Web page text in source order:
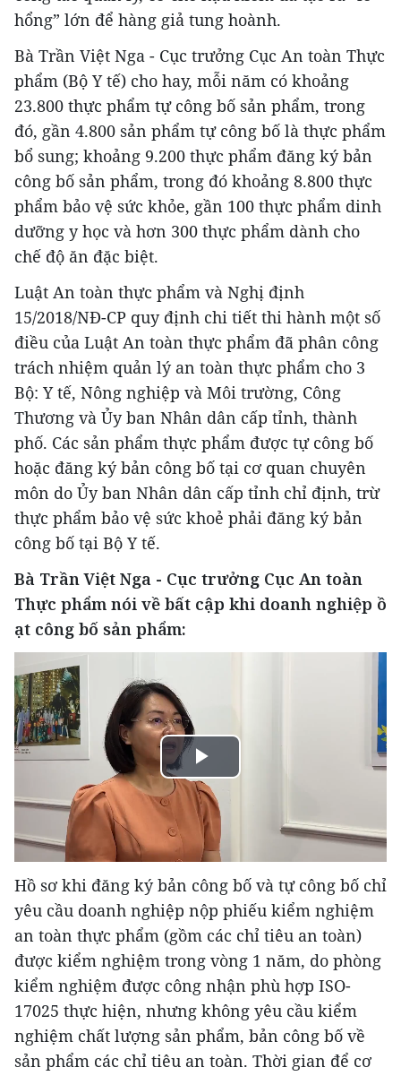
hổng” lớn để hàng giả tung hoành.
Bà Trần Việt Nga - Cục trưởng Cục An toàn Thực
phẩm (Bộ Y tế) cho hay, mỗi năm có khoảng
23.800 thực phẩm tự công bố sản phẩm, trong
đó, gần 4.800 sản phẩm tự công bố là thực phẩm
bổ sung; khoảng 9.200 thực phẩm đăng ký bản
công bố sản phẩm, trong đó khoảng 8.800 thực
phẩm bảo vệ sức khỏe, gần 100 thực phẩm dinh
dưỡng y học và hơn 300 thực phẩm dành cho
chế độ ăn đặc biệt.
Luật An toàn thực phẩm và Nghị định
15/2018/NĐ-CP quy định chi tiết thi hành một số
điều của Luật An toàn thực phẩm đã phân công
trách nhiệm quản lý an toàn thực phẩm cho 3
Bộ: Y tế, Nông nghiệp và Môi trường, Công
Thương và Ủy ban Nhân dân cấp tỉnh, thành
phố. Các sản phẩm thực phẩm được tự công bố
hoặc đăng ký bản công bố tại cơ quan chuyên
môn do Ủy ban Nhân dân cấp tỉnh chỉ định, trừ
thực phẩm bảo vệ sức khoẻ phải đăng ký bản
công bố tại Bộ Y tế.
Bà Trần Việt Nga - Cục trưởng Cục An toàn
Thực phẩm nói về bất cập khi doanh nghiệp ồ
ạt công bố sản phẩm:
Play
Video
Hồ sơ khi đăng ký bản công bố và tự công bố chỉ
yêu cầu doanh nghiệp nộp phiếu kiểm nghiệm
an toàn thực phẩm (gồm các chỉ tiêu an toàn)
được kiểm nghiệm trong vòng 1 năm, do phòng
kiểm nghiệm được công nhận phù hợp ISO-
17025 thực hiện, nhưng không yêu cầu kiểm
nghiệm chất lượng sản phẩm, bản công bố về
sản phẩm các chỉ tiêu an toàn. Thời gian để cơ